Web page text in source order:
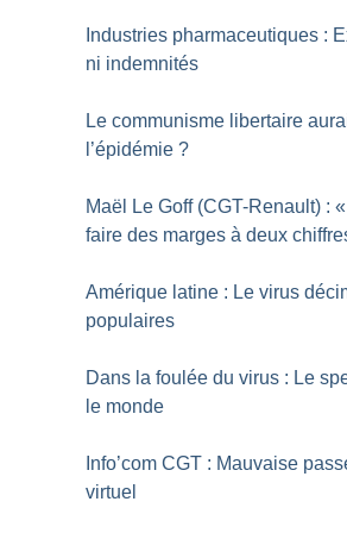
Industries pharmaceutiques :
ni indemnités
Le communisme libertaire
l’épidémie ?
Maël Le Goff (CGT-Renault) : «
faire des marges à deux
Amérique latine : Le virus
populaires
Dans la foulée du virus : Le
le monde
Info’com CGT : Mauvaise
virtuel